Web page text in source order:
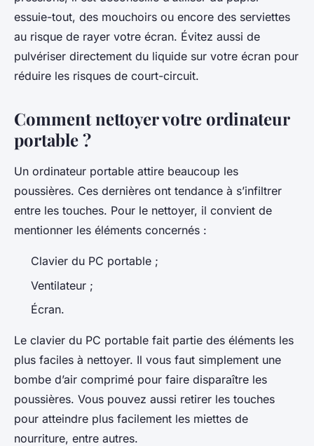
essuie-tout, des mouchoirs ou encore des serviettes
au risque de rayer votre écran. Évitez aussi de
pulvériser directement du liquide sur votre écran pour
réduire les risques de court-circuit.
Comment nettoyer votre ordinateur
portable ?
Un ordinateur portable attire beaucoup les
poussières. Ces dernières ont tendance à s’infiltrer
entre les touches. Pour le nettoyer, il convient de
mentionner les éléments concernés :
Clavier du PC portable ;
Ventilateur ;
Écran.
Le clavier du PC portable fait partie des éléments les
plus faciles à nettoyer. Il vous faut simplement une
bombe d’air comprimé pour faire disparaître les
poussières. Vous pouvez aussi retirer les touches
pour atteindre plus facilement les miettes de
nourriture, entre autres.